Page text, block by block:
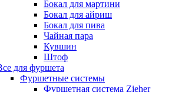
Бокал для мартини
Бокал для айриш
Бокал для пива
Чайная пара
Кувшин
Штоф
для фуршета
Фуршетные системы
Фуршетная система Zieher